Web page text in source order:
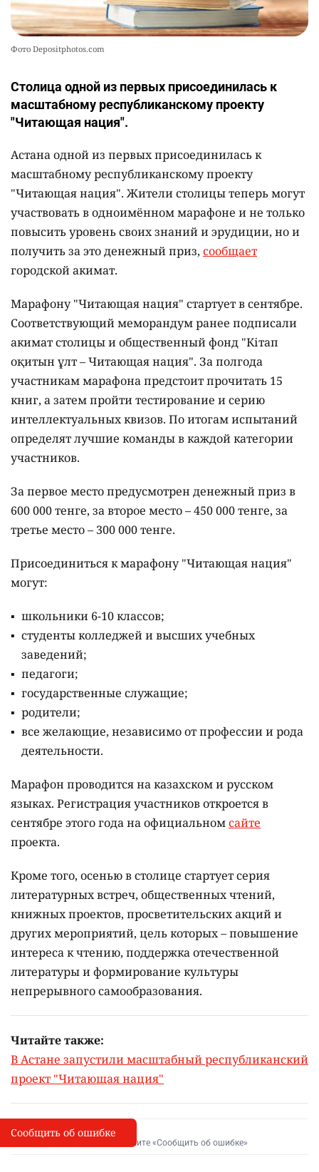
Фото Depositphotos.com
Столица одной из первых присоединилась к
масштабному республиканскому проекту
"Читающая нация".
Астана одной из первых присоединилась к
масштабному республиканскому проекту
"Читающая нация". Жители столицы теперь могут
участвовать в одноимённом марафоне и не только
повысить уровень своих знаний и эрудиции, но и
получить за это денежный приз, сообщает
городской акимат.
Марафону "Читающая нация" стартует в сентябре.
Соответствующий меморандум ранее подписали
акимат столицы и общественный фонд "Кітап
оқитын ұлт – Читающая нация". За полгода
участникам марафона предстоит прочитать 15
книг, а затем пройти тестирование и серию
интеллектуальных квизов. По итогам испытаний
определят лучшие команды в каждой категории
участников.
За первое место предусмотрен денежный приз в
600 000 тенге, за второе место – 450 000 тенге, за
третье место – 300 000 тенге.
Присоединиться к марафону "Читающая нация"
могут:
школьники 6-10 классов;
студенты колледжей и высших учебных
заведений;
педагоги;
государственные служащие;
родители;
все желающие, независимо от профессии и рода
деятельности.
Марафон проводится на казахском и русском
языках. Регистрация участников откроется в
сентябре этого года на официальномсайте
проекта.
Кроме того, осенью в столице стартует серия
литературных встреч, общественных чтений,
книжных проектов, просветительских акций и
других мероприятий, цель которых –повышение
интереса к чтению, поддержка отечественной
литературы и формирование культуры
непрерывного самообразования.
Читайте также:
В Астане запустили масштабный республиканский
проект "Читающая нация"
I
Сообщить об опечатке
Выделите фрагмент и нажмите «Сообщить об ошибке»
Сообщить об ошибке